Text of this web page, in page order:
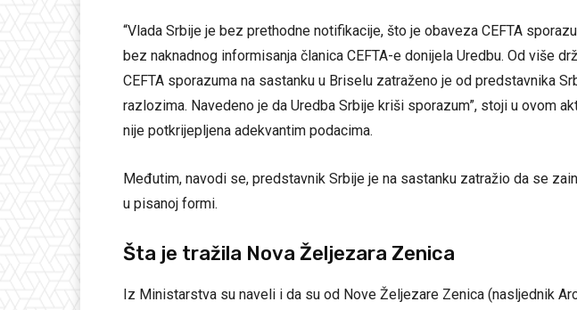
“Vlada Srbije je bez prethodne notifikacije, što je obaveza CEFTA
bez naknadnog informisanja članica CEFTA-e donijela Uredbu. Od više
CEFTA sporazuma na sastanku u Briselu zatraženo je od predstavnika
razlozima. Navedeno je da Uredba Srbije kriši sporazum”, stoji u ovom
nije potkrijepljena adekvantim podacima.
Međutim, navodi se, predstavnik Srbije je na sastanku zatražio da se
u pisanoj formi.
Šta je tražila Nova Željezara Zenica
Iz Ministarstva su naveli i da su od Nove Željezare Zenica (nasljednik